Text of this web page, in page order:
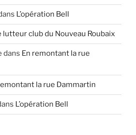
L’opération Bell
lutteur club du Nouveau Roubaix
dans En remontant la rue
la rue Dammartin
L’opération Bell